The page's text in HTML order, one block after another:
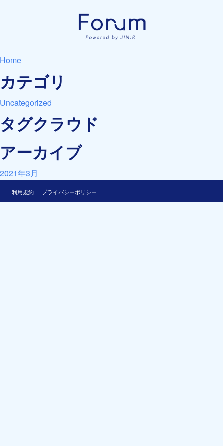
Home
カテゴリ
Uncategorized
タグクラウド
アーカイブ
2021年3月
利用規約 プライバシーポリシー